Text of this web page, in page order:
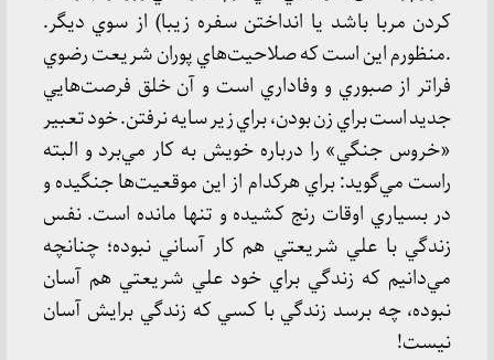
كردن مربا باشد يا انداختن سفره زيبا) از سوي ديگر.
.منظورم اين است كه صلاحيت‌هاي پوران شريعت رضوي
فراتر از صبوري و وفاداري است و آن خلق فرصت‌هايي
جديد است براي زن بودن، براي زير سايه نرفتن. خود تعبير
«خروس جنگي» را درباره خويش به كار مي‌برد و البته
راست مي‌گويد: براي هركدام از اين موقعيت‌ها جنگيده و
در بسياري اوقات رنج كشيده و تنها مانده است. نفس
زندگي با علي شريعتي هم كار آساني نبوده؛ چنانچه
مي‌دانيم كه زندگي براي خود علي شريعتي هم آسان
نبوده، چه برسد زندگي با كسي كه زندگي برايش آسان
نيست!